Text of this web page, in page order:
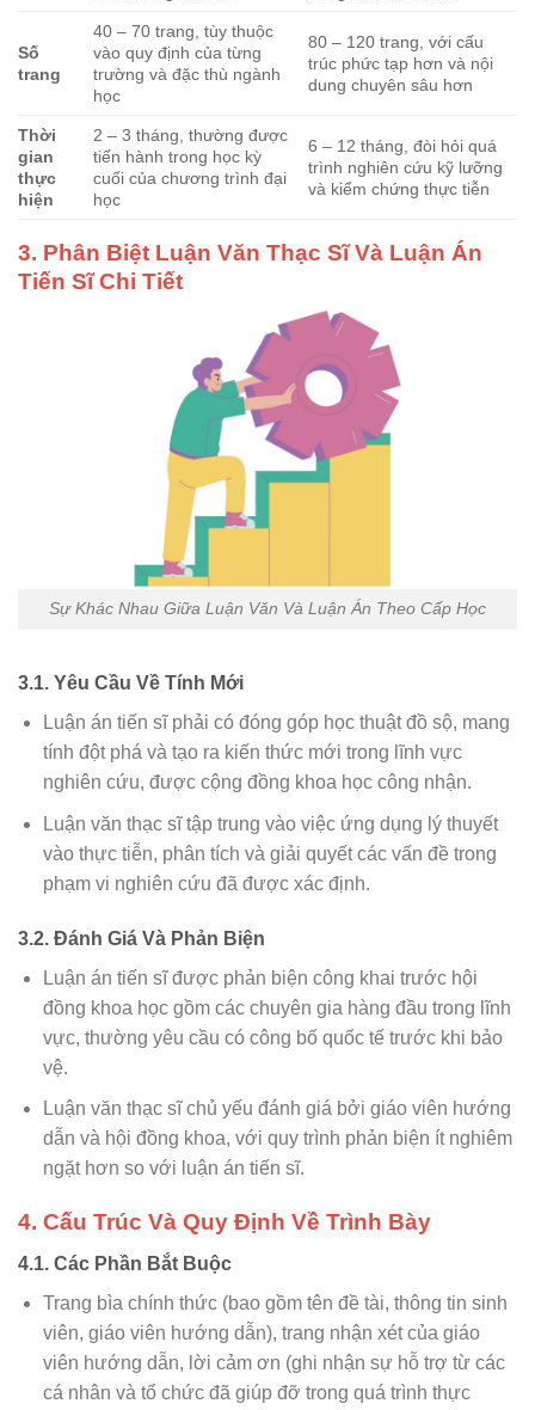
Số
trang
40 – 70 trang, tùy thuộc
vào quy định của từng
trường và đặc thù ngành
học
80 – 120 trang, với cấu
trúc phức tạp hơn và nội
dung chuyên sâu hơn
Thời
gian
thực
hiện
2 – 3 tháng, thường được
tiến hành trong học kỳ
cuối của chương trình đại
học
6 – 12 tháng, đòi hỏi quá
trình nghiên cứu kỹ lưỡng
và kiểm chứng thực tiễn
3. Phân Biệt Luận Văn Thạc Sĩ Và Luận Án
Tiến Sĩ Chi Tiết
Sự Khác Nhau Giữa Luận Văn Và Luận Án Theo Cấp Học
3.1. Yêu Cầu Về Tính Mới
Luận án tiến sĩ phải có đóng góp học thuật đồ sộ, mang
tính đột phá và tạo ra kiến thức mới trong lĩnh vực
nghiên cứu, được cộng đồng khoa học công nhận.
Luận văn thạc sĩ tập trung vào việc ứng dụng lý thuyết
vào thực tiễn, phân tích và giải quyết các vấn đề trong
phạm vi nghiên cứu đã được xác định.
3.2. Đánh Giá Và Phản Biện
Luận án tiến sĩ được phản biện công khai trước hội
đồng khoa học gồm các chuyên gia hàng đầu trong lĩnh
vực, thường yêu cầu có công bố quốc tế trước khi bảo
vệ.
Luận văn thạc sĩ chủ yếu đánh giá bởi giáo viên hướng
dẫn và hội đồng khoa, với quy trình phản biện ít nghiêm
ngặt hơn so với luận án tiến sĩ.
4. Cấu Trúc Và Quy Định Về Trình Bày
4.1. Các Phần Bắt Buộc
Trang bìa chính thức (bao gồm tên đề tài, thông tin sinh
viên, giáo viên hướng dẫn), trang nhận xét của giáo
viên hướng dẫn, lời cảm ơn (ghi nhận sự hỗ trợ từ các
cá nhân và tổ chức đã giúp đỡ trong quá trình thực